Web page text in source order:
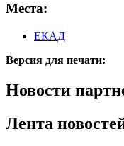
Места:
ЕКАД
Версия для печати:
Новости
Лента